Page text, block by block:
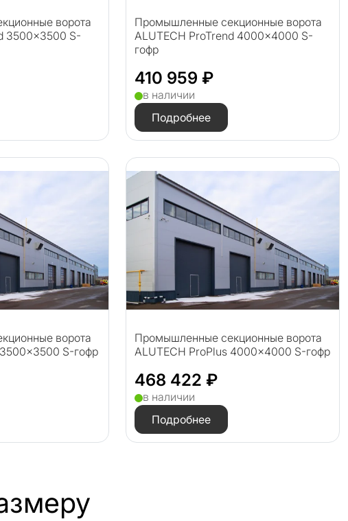
ворота
3500×3500 S-
Промышленные секционные ворота
ALUTECH ProTrend 4000×4000 S-
гофр
410 959 ₽
в наличии
Подробнее
ворота
S-гофр
Промышленные секционные ворота
ALUTECH ProPlus 4000×4000 S-гофр
468 422 ₽
в наличии
Подробнее